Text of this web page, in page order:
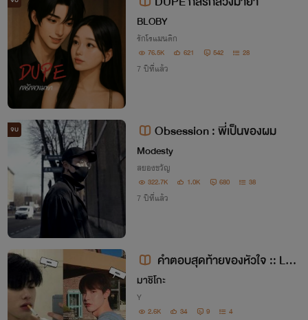
BLOBY
รักโรแมนติก
76.5K 621 542 28
7 ปีที่แล้ว
จบ Obsession : พี่เป็นของผม
Modesty
สยองขวัญ
322.7K 1.0K 680 38
7 ปีที่แล้ว
คำตอบสุดท้ายของหัวใจ​ ::​ Last​
answer​ of​ heart
มาชิโกะ
Y
2.6K 34 9 4